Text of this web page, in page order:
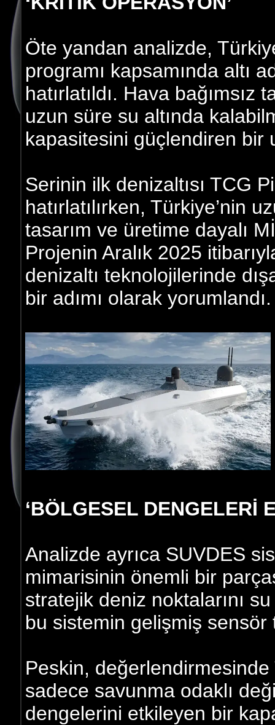
Öte yandan analizde,
programı kapsamında altı
hatırlatıldı. Hava
uzun süre su altında
kapasitesini güçlendiren bir
Serinin ilk denizaltısı TCG
hatırlatılırken, Türkiye’nin
tasarım ve üretime dayalı
Projenin Aralık 2025
denizaltı teknolojilerinde
bir adımı olarak yorumlandı.
‘BÖLGESEL DENGELERİ
Analizde ayrıca SUVDES
mimarisinin önemli bir
stratejik deniz noktalarını
bu sistemin gelişmiş sensör
Peskin, değerlendirmesinde
sadece savunma odaklı
dengelerini etkileyen bir